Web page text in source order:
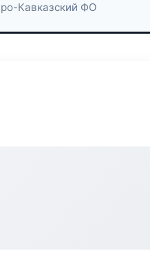
Кавказский ФО